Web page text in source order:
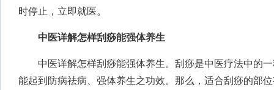
时停止，立即就医。
中医详解怎样刮痧能强体养生
中医详解怎样刮痧能强体养生。刮痧是中医疗法中的一
能起到防病祛病、强体养生之功效。那么，适合刮痧的部